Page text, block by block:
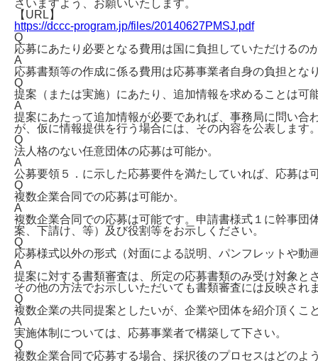
さいますよう、お願いいたします。
【URL】
https://dccc-program.jp/files/20140627PMSJ.pdf
Q
応募にあたり必要となる費用は国に負担していただけるの
A
応募書類等の作成に係る費用は応募事業者自身の負担とな
Q
提案（または実施）にあたり、追加情報を求めることは可
A
提案にあたって追加情報が必要であれば、事務局に問い
が、仮に情報提供を行う場合には、その内容を公表します
Q
法人格のない任意団体の応募は可能か。
A
公募要領５．に示した応募要件を満たしていれば、応募は
Q
複数企業合同での応募は可能か。
A
複数企業合同での応募は可能です。申請書様式１に幹事
案、下請け、等）及び役割等をお示しください。
Q
応募様式以外の形式（対面による説明、パンフレットや動
A
提案に対する書類審査は、所定の応募書類のみ受け対象と
その他の方法でお示しいただいても書類審査には反映され
Q
複数企業の共同提案としたいが、企業や団体を紹介頂くこ
A
実施体制については、応募事業者で構築して下さい。
Q
複数企業合同で応募する場合、採択後のプロセスはどのよ